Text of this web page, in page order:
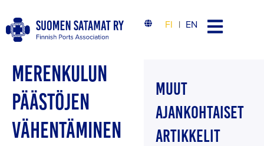
FI EN
MERENKULUN
PÄÄSTÖJEN
VÄHENTÄMINEN
MUUT
AJANKOHTAISET
ARTIKKELIT